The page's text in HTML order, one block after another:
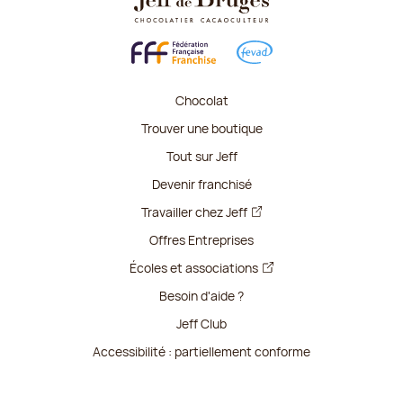
Chocolat
Trouver une boutique
Tout sur Jeff
Devenir franchisé
Travailler chez Jeff
Offres Entreprises
Écoles et associations
Besoin d'aide ?
Jeff Club
Accessibilité : partiellement conforme